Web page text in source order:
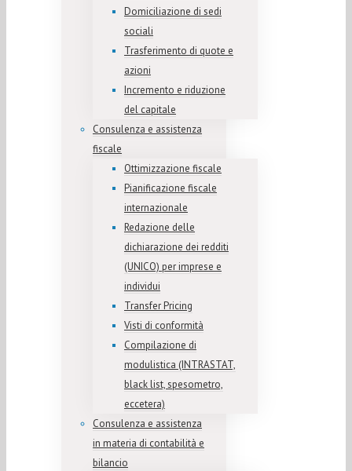
Domiciliazione di sedi
sociali
Trasferimento di quote e
azioni
Incremento e riduzione
del capitale
Consulenza e assistenza
fiscale
Ottimizzazione fiscale
Pianificazione fiscale
internazionale
Redazione delle
dichiarazione dei redditi
(UNICO) per imprese e
individui
Transfer Pricing
Visti di conformità
Compilazione di
modulistica (INTRASTAT,
black list, spesometro,
eccetera)
Consulenza e assistenza
in materia di contabilità e
bilancio